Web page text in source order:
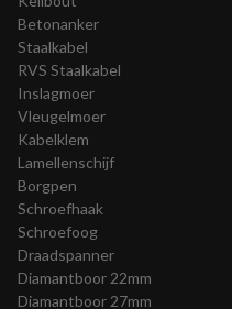
Betonanker
Staalkabel
RVS Staalkabel
Inslagmoer
Vleugelmoer
Kabelklem
Lamellenschijf
Borgpen
Schroefhaak
Schroefoog
Draadspanner
Diamantboor 22mm
Diamantboor 27mm